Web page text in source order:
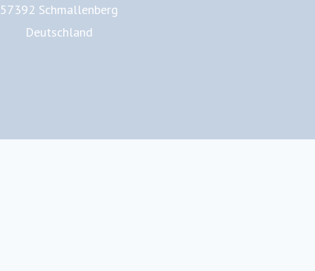
57392 Schmallenberg
Deutschland